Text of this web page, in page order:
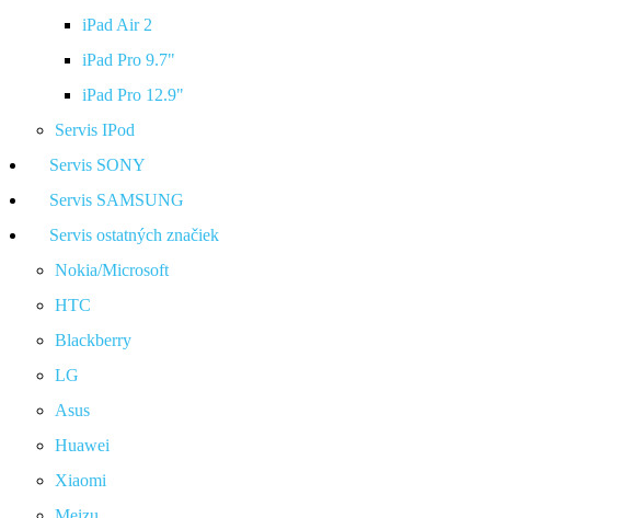
iPad Air 2
iPad Pro 9.7"
iPad Pro 12.9"
Servis IPod
Servis SONY
Servis SAMSUNG
Servis ostatných značiek
Nokia/Microsoft
HTC
Blackberry
LG
Asus
Huawei
Xiaomi